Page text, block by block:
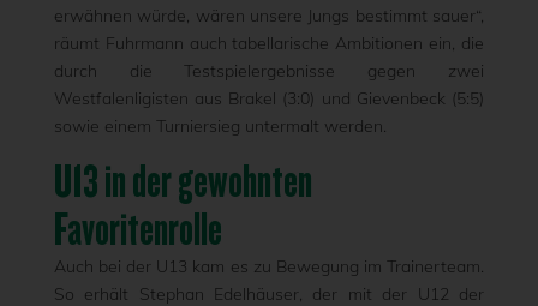
erwähnen würde, wären unsere Jungs bestimmt sauer“,
räumt Fuhrmann auch tabellarische Ambitionen ein, die
durch die Testspielergebnisse gegen zwei
Westfalenligisten aus Brakel (3:0) und Gievenbeck (5:5)
sowie einem Turniersieg untermalt werden.
U13 in der gewohnten
Favoritenrolle
Auch bei der U13 kam es zu Bewegung im Trainerteam.
So erhält Stephan Edelhäuser, der mit der U12 der